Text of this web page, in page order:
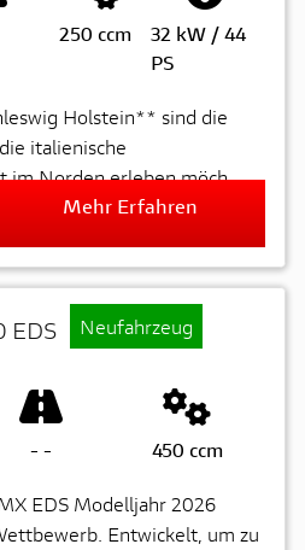
250 ccm
32 kW / 44
PS
Holstein** sind die
italienische
im Norden erleben möch...
Mehr Erfahren
EDS Neufahrzeug
- - 450 ccm
EDS Modelljahr 2026
Entwickelt, um zu